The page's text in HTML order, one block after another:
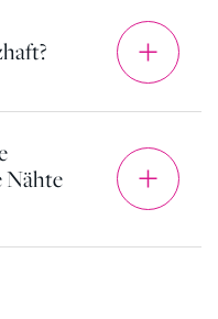
Nähte